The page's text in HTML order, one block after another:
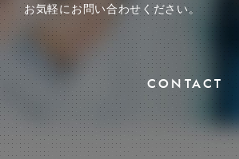
お気軽にお問い合わせください。
CONTACT